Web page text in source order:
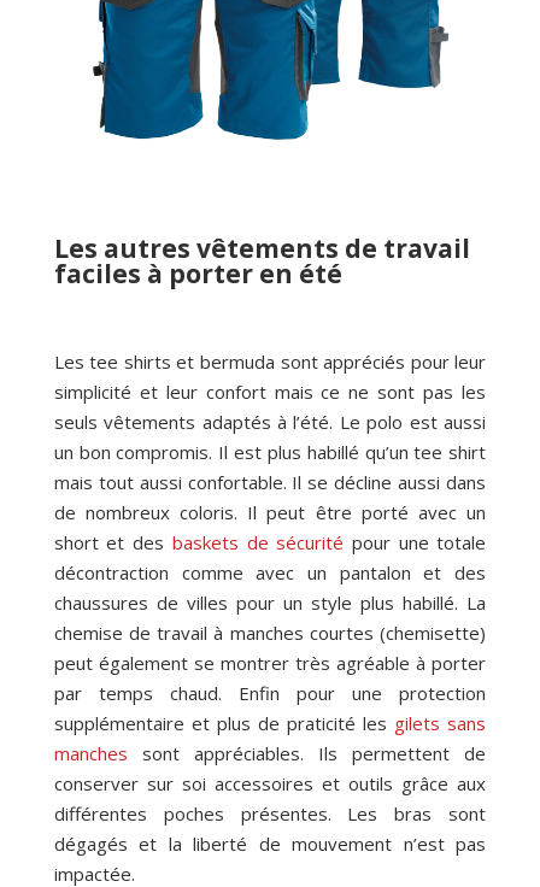
Les autres vêtements de travail
faciles à porter en été
Les tee shirts et bermuda sont appréciés pour leur
simplicité et leur confort mais ce ne sont pas les
seuls vêtements adaptés à l’été. Le polo est aussi
un bon compromis. Il est plus habillé qu’un tee shirt
mais tout aussi confortable. Il se décline aussi dans
de nombreux coloris. Il peut être porté avec un
short et des baskets de sécurité pour une totale
décontraction comme avec un pantalon et des
chaussures de villes pour un style plus habillé. La
chemise de travail à manches courtes (chemisette)
peut également se montrer très agréable à porter
par temps chaud. Enfin pour une protection
supplémentaire et plus de praticité les gilets sans
manches sont appréciables. Ils permettent de
conserver sur soi accessoires et outils grâce aux
différentes poches présentes. Les bras sont
dégagés et la liberté de mouvement n’est pas
impactée.